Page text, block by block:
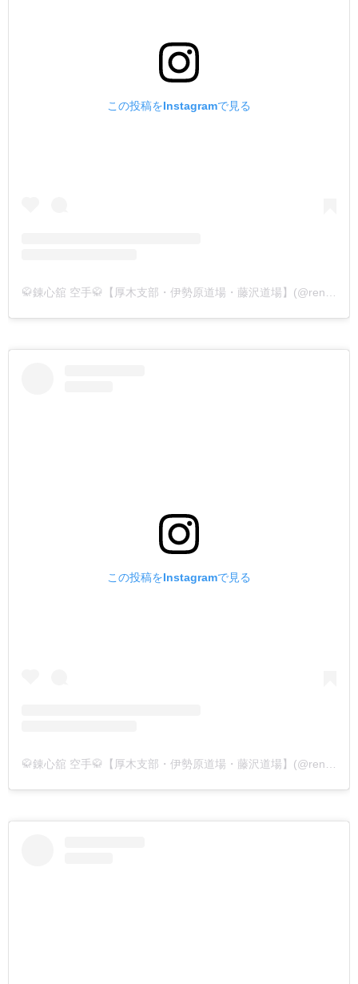
この投稿をInstagramで見る
この投稿をInstagramで見る
🥋錬心舘 空手🥋【厚木支部・伊勢原道場・藤沢道場】(@renshinkan_atsugi)がシェアした投稿